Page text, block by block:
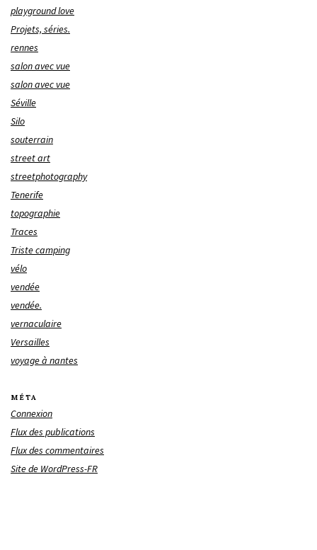
playground love
Projets, séries.
rennes
salon avec vue
salon avec vue
Séville
Silo
souterrain
street art
streetphotography
Tenerife
topographie
Traces
Triste camping
vélo
vendée
vendée.
vernaculaire
Versailles
voyage à nantes
MÉTA
Connexion
Flux des publications
Flux des commentaires
Site de WordPress-FR